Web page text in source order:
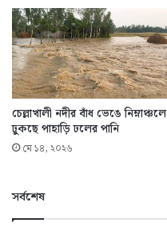
চেল্লাখালী নদীর বাঁধ ভেঙে নিম্নাঞ্চলে
ঢুকছে পাহাড়ি ঢলের পানি
মে ১৪, ২০২৬
সর্বশেষ